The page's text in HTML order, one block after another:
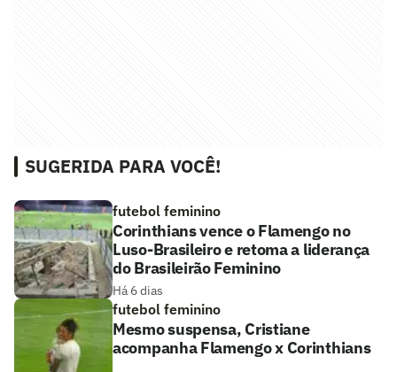
SUGERIDA PARA VOCÊ!
futebol feminino
Corinthians vence o Flamengo no
Luso-Brasileiro e retoma a liderança
do Brasileirão Feminino
Há 6 dias
futebol feminino
Mesmo suspensa, Cristiane
acompanha Flamengo x Corinthians